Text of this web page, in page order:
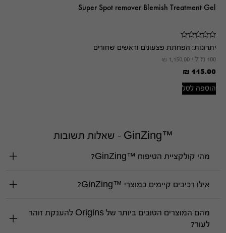
Super Spot remover Blemish Treatment Gel
יתרונות: הפחתת פצעונים וראשים שחורים
100 מ"ל / ₪ 1,150.00
₪ 115.00
הוספה לסל
™GinZing - שאלות תשובות
מהי קולקציית הטיפוח ™GinZing?
אילו רכיבים קיימים במוצרי ™GinZing?
מהם המוצרים הטובים ביותר של Origins להענקת זוהר
לעור?